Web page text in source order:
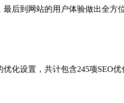
后到网站的用户体验做出全方
化设置，共计包含245项SEO